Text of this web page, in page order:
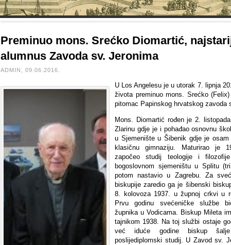
Preminuo mons. Srećko Diomartić,
alumnus Zavoda sv. Jeronima
ADMIN, 09.06.2016.
U Los Angelesu je u utorak 7. lipnja
života preminuo mons. Srećko
pitomac Papinskog hrvatskog zavoda
Mons. Diomartić rođen je 2.
Zlarinu gdje je i pohađao osnovnu
u Sjemenište u Šibenik gdje je osam
klasičnu gimnaziju. Maturirao je
započeo studij teologije i
bogoslovnom sjemeništu u Splitu
potom nastavio u Zagrebu. Za
biskupije zaredio ga je šibenski
8. kolovoza 1937. u župnoj crkvi u
Prvu godinu svećeničke službe
župnika u Vodicama. Biskup Mileta
tajnikom 1938. Na toj službi ostaje
već iduće godine biskup
poslijediplomski studij. U Zavod sv.